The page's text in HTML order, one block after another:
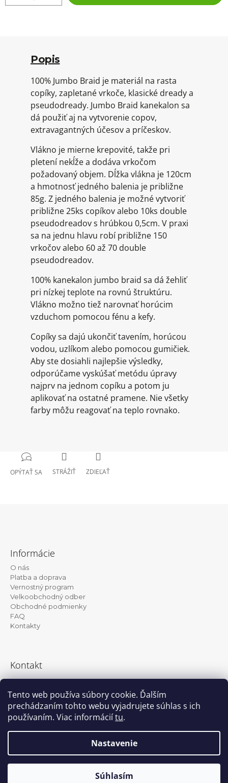
Tento web používa súbory cookie. Ďalším
prechádzaním tohto webu vyjadrujete súhlas s ich
používaním. Viac informáciítu.
Nastavenie
Súhlasím
Popis
100% Jumbo Braid je materiál na rasta
copíky, zapletané vrkoče, klasické dready a
pseudodready. Jumbo Braid kanekalon sa
dá použiť aj na vytvorenie copov,
extravagantných účesov a príčeskov.
Vlákno je mierne krepovité, takže pri
pletení nekĺže a dodáva vrkočom
požadovaný objem. Dĺžka vlákna je 120cm
a hmotnosť jedného balenia je približne
85g. Z jedného balenia je možné vytvoriť
približne 25ks copíkov alebo 10ks double
pseudodreadov s hrúbkou 0,5cm. V praxi
sa na jednu hlavu robí približne 150
vrkočov alebo 60 až 70 double
pseudodreadov.
100% kanekalon jumbo braid sa dá žehliť
pri nízkej teplote na rovnú štruktúru.
Vlákno možno tiež narovnať horúcim
vzduchom pomocou fénu a kefy.
Copíky sa dajú ukončiť tavením, horúcou
vodou, uzlíkom alebo pomocou gumičiek.
Aby ste dosiahli najlepšie výsledky,
odporúčame vyskúšať metódu úpravy
najprv na jednom copíku a potom ju
aplikovať na ostatné pramene. Nie všetky
farby môžu reagovať na teplo rovnako.
OPÝTAŤ SA STRÁŽIŤ ZDIEĽAŤ
Informácie
O nás
Platba a doprava
Vernostný program
Velkoobchodný odber
Obchodné podmienky
FAQ
Kontakty
Kontakt
© 2026 Kanekalon-store.sk. Všetky práva